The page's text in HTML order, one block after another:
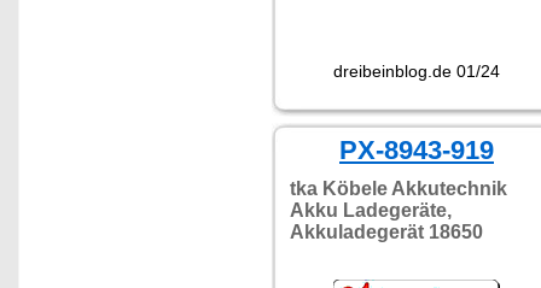
dreibeinblog.de 01/24
PX-8943-919
tka Köbele Akkutechnik
Akku Ladegeräte,
Akkuladegerät 18650